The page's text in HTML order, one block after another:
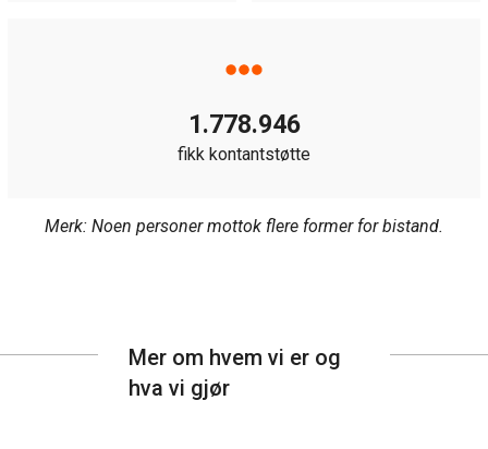
1.778.946
fikk kontantstøtte
Merk: Noen personer mottok flere former for bistand.
Mer om hvem vi er og
hva vi gjør